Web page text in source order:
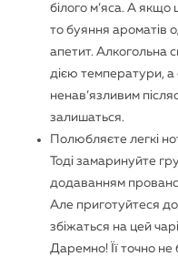
білого м’яса. А якщо
то буяння ароматів
апетит. Алкогольна
дією температури,
ненав’язливим
залишаться.
Полюбляєте легкі
Тоді замаринуйте
додаванням
Але приготуйтеся
збіжаться на цей
Даремно! Її точно